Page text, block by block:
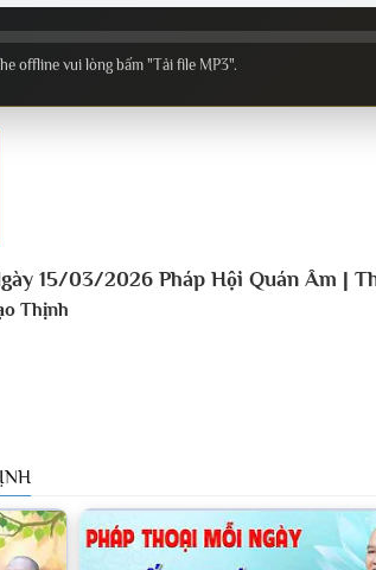
offline vui lòng bấm "Tải file MP3".
15/03/2026 Pháp Hội Quán Âm |
Thịnh